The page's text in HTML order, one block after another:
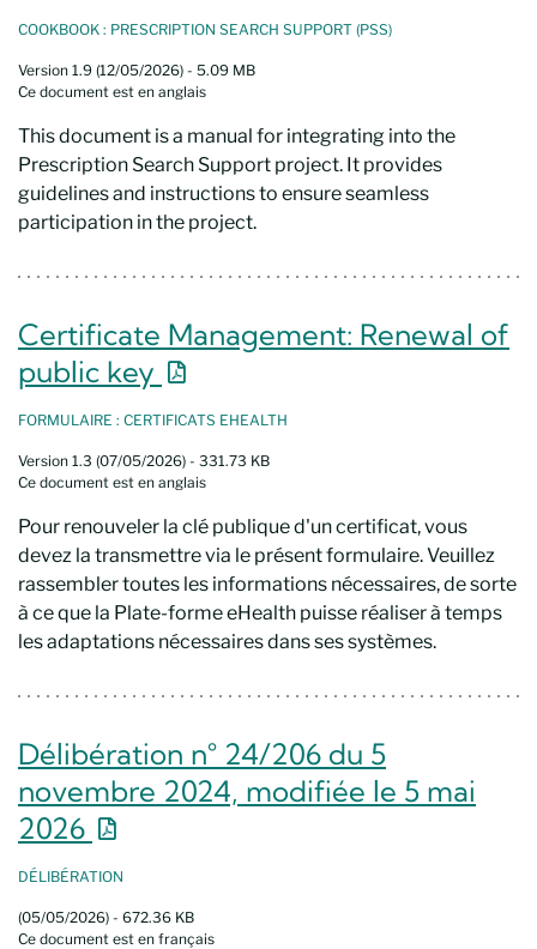
COOKBOOK : PRESCRIPTION SEARCH SUPPORT (PSS)
Version 1.9 (12/05/2026) - 5.09 MB
Ce document est en anglais
This document is a manual for integrating into the
Prescription Search Support project. It provides
guidelines and instructions to ensure seamless
participation in the project.
Certificate Management: Renewal of
public key Nouvelle fenêtre
FORMULAIRE : CERTIFICATS EHEALTH
Version 1.3 (07/05/2026) - 331.73 KB
Ce document est en anglais
Pour renouveler la clé publique d'un certificat, vous
devez la transmettre via le présent formulaire. Veuillez
rassembler toutes les informations nécessaires, de sorte
à ce que la Plate-forme eHealth puisse réaliser à temps
les adaptations nécessaires dans ses systèmes.
Délibération n° 24/206 du 5
novembre 2024, modifiée le 5 mai
2026 Nouvelle fenêtre
DÉLIBÉRATION
(05/05/2026) - 672.36 KB
Ce document est en français